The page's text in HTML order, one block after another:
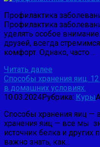
Профилактика
Профилактика
уделять особое
друзей, всегда
комфорт. Однако, часто…
Читать далее
Способы хранения яиц.
в домашних условиях.
10.03.2024Рубрика: Куры
Способы хранения яиц —
хранения яиц — все мы
источник белка и других
важно знать, как…